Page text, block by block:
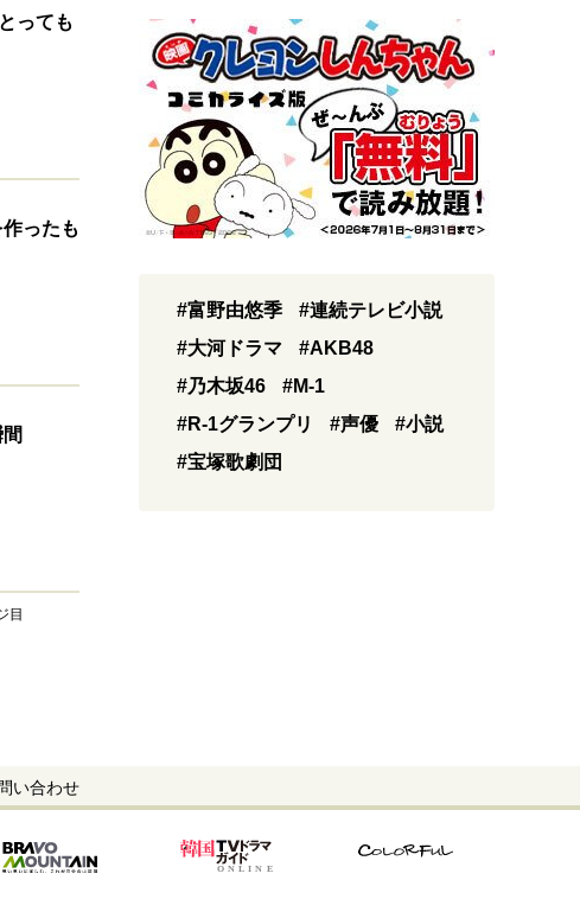
っても
ったも
目
#富野由悠季
#連続テレビ小説
#大河ドラマ
#AKB48
#乃木坂46
#M-1
#R-1グランプリ
#声優
#小説
#宝塚歌劇団
い合わせ